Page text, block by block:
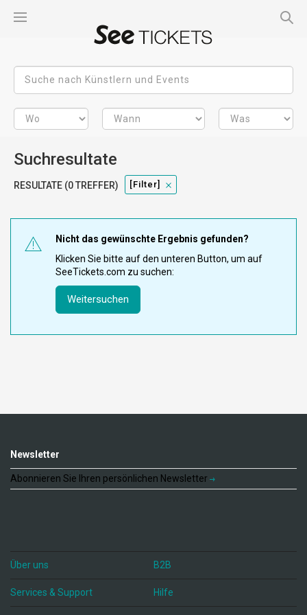
Suchresultate
RESULTATE (0 TREFFER) [filter]
Nicht das gewünschte Ergebnis gefunden?
Klicken Sie bitte auf den unteren Button, um auf
SeeTickets.com zu suchen:
Weitersuchen
Newsletter
Abonnieren Sie Ihren persönlichen Newsletter
Über uns B2B
Services & Support Hilfe